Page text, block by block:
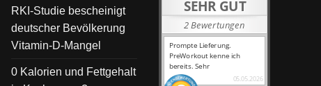
RKI-Studie bescheinigt
deutscher Bevölkerung
Vitamin-D-Mangel
0 Kalorien und Fettgehalt